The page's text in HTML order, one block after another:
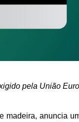
pela União
madeira, anuncia